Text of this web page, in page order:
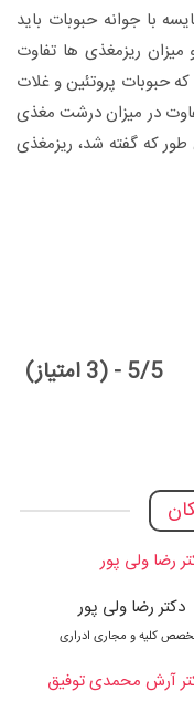
با جوانه حبوبات باید
ریزمغذی ها تفاوت
که حبوبات پروتئین و غلات
در میزان درشت مغذی
که گفته شد، ریزمغذی
5/5 - (3 امتیاز)
دکتر رضا ولی پور
کلیه و مجاری ادراری